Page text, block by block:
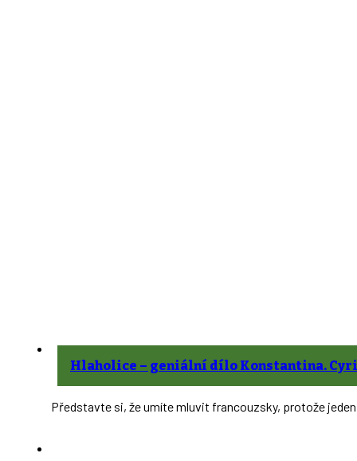
Hlaholice –⁠ geniální dílo Konstantina.
Představte si, že umíte mluvit francouzsky, protože